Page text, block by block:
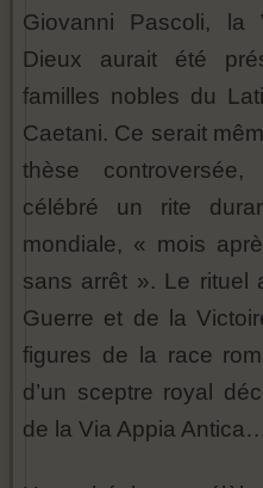
Giovanni Pascoli, la
Dieux aurait été
familles nobles du
Caetani. Ce serait
thèse
célébré un rite
mondiale, « mois
sans arrêt ». Le rituel
Guerre et de la
figures de la race
d’un sceptre royal
de la Via Appia Antica…